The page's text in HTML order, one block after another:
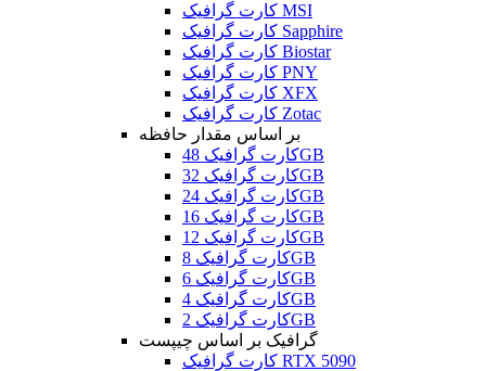
کارت گرافیک MSI
کارت گرافیک Sapphire
کارت گرافیک Biostar
کارت گرافیک PNY
کارت گرافیک XFX
کارت گرافیک Zotac
بر اساس مقدار حافظه
کارت گرافیک 48GB
کارت گرافیک 32GB
کارت گرافیک 24GB
کارت گرافیک 16GB
کارت گرافیک 12GB
کارت گرافیک 8GB
کارت گرافیک 6GB
کارت گرافیک 4GB
کارت گرافیک 2GB
گرافیک بر اساس چیپست
کارت گرافیک RTX 5090